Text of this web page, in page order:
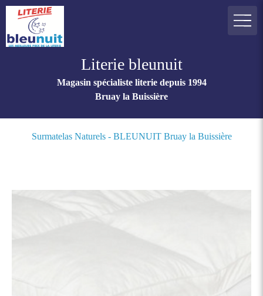
Literie bleunuit
Magasin spécialiste literie depuis 1994
Bruay la Buissière
Surmatelas Naturels - BLEUNUIT Bruay la Buissière